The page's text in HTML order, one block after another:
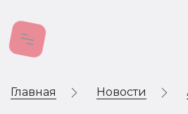
Главная Новости
Учет и